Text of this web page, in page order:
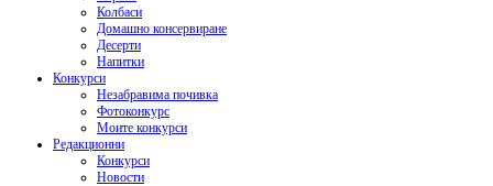
Колбаси
Домашно консервиране
Десерти
Напитки
Конкурси
Незабравима почивка
Фотоконкурс
Моите конкурси
Редакционни
Конкурси
Новости